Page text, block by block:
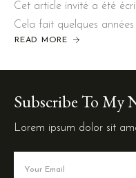
Cet article invité a été
Cela fait quelques
READ MORE
Subscribe To My
Lorem ipsum dolor sit